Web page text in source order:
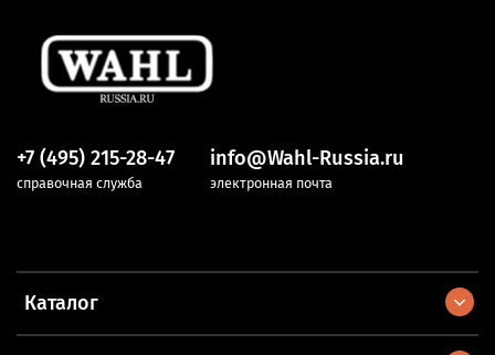
Каталог
+7 (495) 215-28-47
справочная служба
info@Wahl-Russia.ru
электронная почта